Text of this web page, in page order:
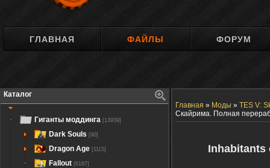
ГЛАВНАЯ ФАЙЛЫ ФОРУМ
Каталог
Гиганты моддинга [13939]
Dark Souls [90]
Dragon Age [1115]
Fallout [6187]
Главная » Моды » TES V:
Скайрима. Полная
Inhabitants